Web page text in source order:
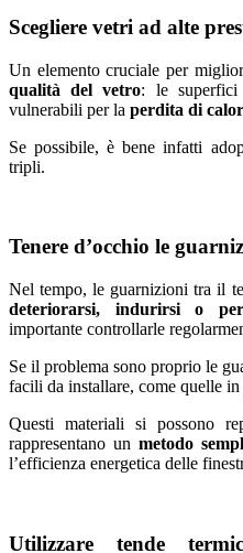
Scegliere vetri ad alte
Un elemento cruciale per
qualità del vetro: le superfici
vulnerabili per la perdita di
Se possibile, è bene infatti
tripli.
Tenere d’occhio le
Nel tempo, le guarnizioni tra il
deteriorarsi, indurirsi o
importante controllarle
Se il problema sono proprio le
facili da installare, come quelle in
Questi materiali si possono
rappresentano unmetodo
l’efficienza energetica delle
Utilizzare tende